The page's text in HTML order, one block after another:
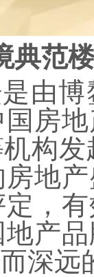
典范
由
房
构
地
，
产
深远